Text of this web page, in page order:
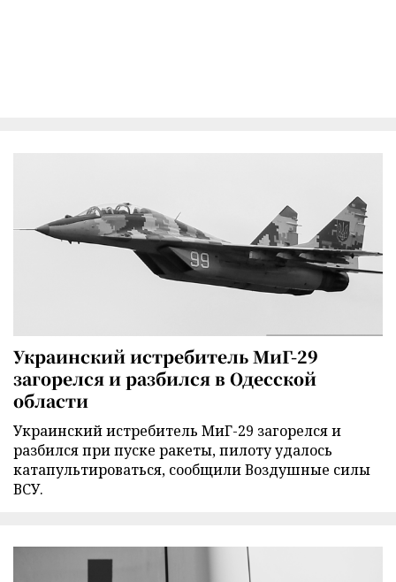
Украинский истребитель МиГ-29
загорелся и разбился в Одесской
области
Украинский истребитель МиГ-29 загорелся и
разбился при пуске ракеты, пилоту удалось
катапультироваться, сообщили Воздушные силы
ВСУ.